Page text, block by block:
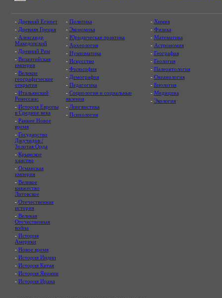
- Древний Египет
- Древняя Греция
- Александр
Македонский
- Древний Рим
- Византийская
империя
- Великие
географические
открытия
- Итальянский
Ренессанс
- История Европы
в Средние века
- Раннее Новое
время
- Государство
Джучидов /
Золотая Орда
- Крымское
ханство
- Османская
империя
- Великое
княжество
Литовское
- Отечественная
история
- Великая
Отечественная
война
- История
Америки
- Новое время
- История Индии
- История Китая
- История Японии
- История Ирана
- Политика
- Экономика
- Юридическая практика
- Археология
- Нумизматика
- Искусство
- Философия
- Демография
- Педагогика
- Социология и социальные
явления
- Лингвистика
- Психология
- Химия
- Физика
- Математика
- Астрономия
- География
- Геология
- Палеонтология
- Океанология
- Биология
- Медицина
- Экология